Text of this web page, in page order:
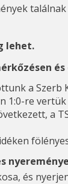
lehet.
a
1:0-re
a
és